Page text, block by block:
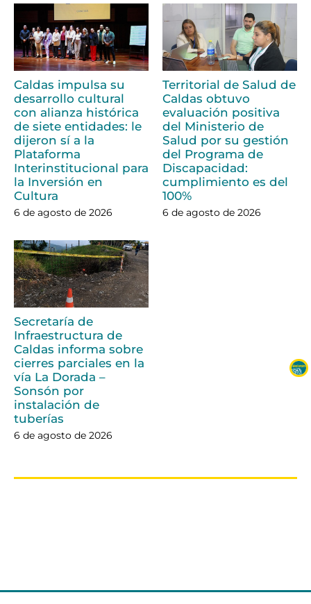
Caldas impulsa su
desarrollo cultural
con alianza histórica
de siete entidades: le
dijeron sí a la
Plataforma
Interinstitucional para
la Inversión en
Cultura
6 de agosto de 2026
Territorial de Salud de
Caldas obtuvo
evaluación positiva
del Ministerio de
Salud por su gestión
del Programa de
Discapacidad:
cumplimiento es del
100%
6 de agosto de 2026
Secretaría de
Infraestructura de
Caldas informa sobre
cierres parciales en la
vía La Dorada –
Sonsón por
instalación de
tuberías
6 de agosto de 2026